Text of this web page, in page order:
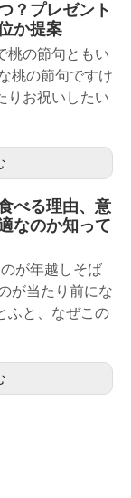
？プレゼント
か提案
桃の節句ともい
桃の節句ですけ
りお祝いしたい
べる理由、意
なのか知って
が年越しそば
が当たり前にな
ふと、なぜこの